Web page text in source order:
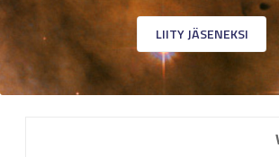
LIITY JÄSENEKSI